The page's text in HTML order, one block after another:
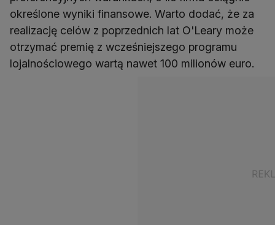
określone wyniki finansowe. Warto dodać, że za
realizację celów z poprzednich lat O'Leary może
otrzymać premię z wcześniejszego programu
lojalnościowego wartą nawet 100 milionów euro.